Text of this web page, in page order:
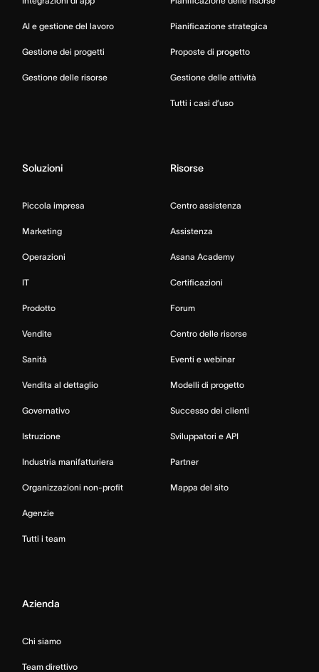
AI e gestione del lavoro
Gestione dei progetti
Gestione delle risorse
Pianificazione strategica
Proposte di progetto
Gestione delle attività
Tutti i casi d’uso
Soluzioni
Piccola impresa
Marketing
Operazioni
IT
Prodotto
Vendite
Sanità
Vendita al dettaglio
Governativo
Istruzione
Industria manifatturiera
Organizzazioni non-profit
Agenzie
Tutti i team
Risorse
Centro assistenza
Assistenza
Asana Academy
Certificazioni
Forum
Centro delle risorse
Eventi e webinar
Modelli di progetto
Successo dei clienti
Sviluppatori e API
Partner
Mappa del sito
Azienda
Chi siamo
Team direttivo